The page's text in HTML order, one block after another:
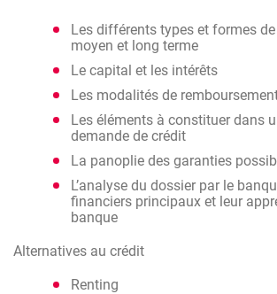
Les différents types et formes
moyen et long terme
Le capital et les intérêts
Les modalités de
Les éléments à constituer dans
demande de crédit
La panoplie des garanties
L’analyse du dossier par le
financiers principaux et leur
banque
Alternatives au crédit
Renting